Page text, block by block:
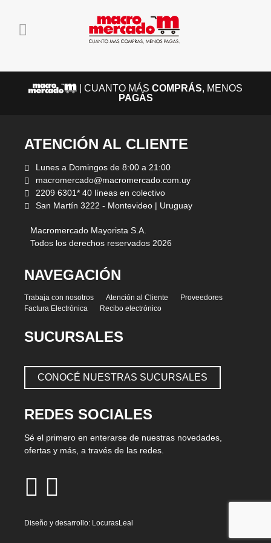
| CUANTO MÁS COMPRÁS, MENOS
PAGÁS
ATENCIÓN AL CLIENTE
Lunes a Domingos de 8:00 a 21:00
macromercado@macromercado.com.uy
2209 6301* 40 líneas en colectivo
San Martín 3222 - Montevideo | Uruguay
Macromercado Mayorista S.A.
Todos los derechos reservados 2026
NAVEGACIÓN
Trabaja con nosotros Atención al Cliente
Proveedores
Factura Electrónica
Recibo electrónico
SUCURSALES
CONOCÉ NUESTRAS SUCURSALES
REDES SOCIALES
Sé el primero en enterarse de nuestras novedades,
ofertas y más, a través de las redes.
Diseño y desarrollo: LocurasLeal